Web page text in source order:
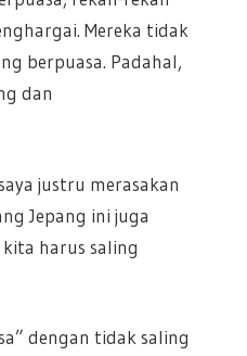
Mereka tidak
berpuasa. Padahal,
dan
justru merasakan
Jepang ini juga
kita harus saling
dengan tidak saling